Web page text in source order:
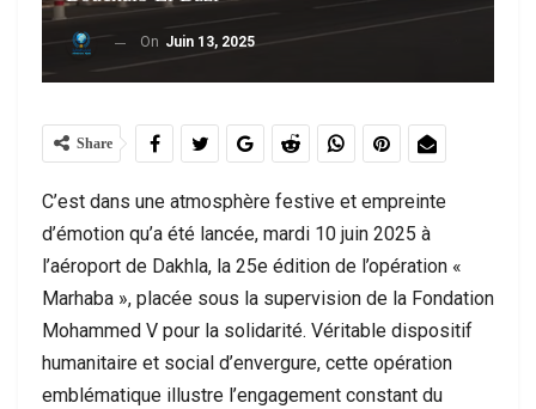
On Juin 13, 2025
Share
C’est dans une atmosphère festive et empreinte
d’émotion qu’a été lancée, mardi 10 juin 2025 à
l’aéroport de Dakhla, la 25e édition de l’opération «
Marhaba », placée sous la supervision de la Fondation
Mohammed V pour la solidarité. Véritable dispositif
humanitaire et social d’envergure, cette opération
emblématique illustre l’engagement constant du